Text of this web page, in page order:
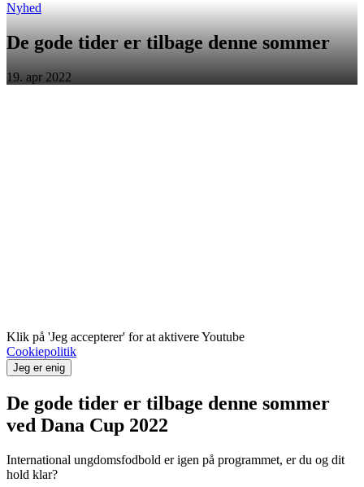
Nyhed
De gode tider er tilbage denne sommer
19. apr 2022
Klik på 'Jeg accepterer' for at aktivere Youtube
Cookiepolitik
Jeg er enig
De gode tider er tilbage denne sommer
ved Dana Cup 2022
International ungdomsfodbold er igen på programmet, er du og dit
hold klar?